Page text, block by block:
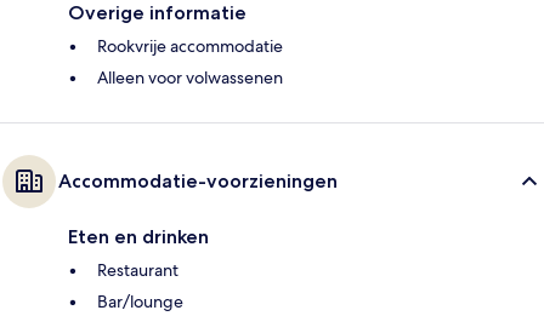
Overige informatie
Rookvrije accommodatie
Alleen voor volwassenen
Accommodatie-voorzieningen
Eten en drinken
Restaurant
Bar/lounge